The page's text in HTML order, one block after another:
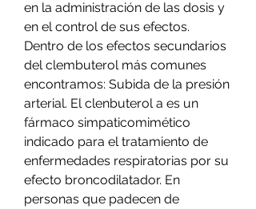
en la administración de las dosis y
en el control de sus efectos.
Dentro de los efectos secundarios
del clembuterol más comunes
encontramos: Subida de la presión
arterial. El clenbuterol a es un
fármaco simpaticomimético
indicado para el tratamiento de
enfermedades respiratorias por su
efecto broncodilatador. En
personas que padecen de